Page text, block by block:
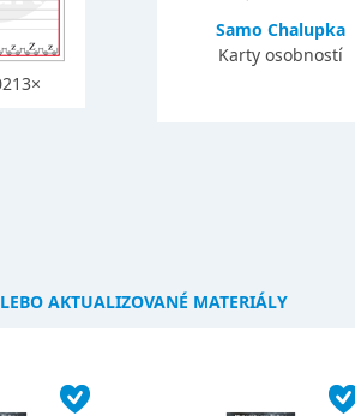
Samo Chalupka
Karty osobností
AKTUALIZOVANÉ MATERIÁLY